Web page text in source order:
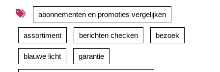
abonnementen en promoties vergelijken
assortiment berichten checken bezoek
blauwe licht garantie